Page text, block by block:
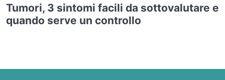
Tumori, 3 sintomi facili da sottovalutare e
quando serve un controllo